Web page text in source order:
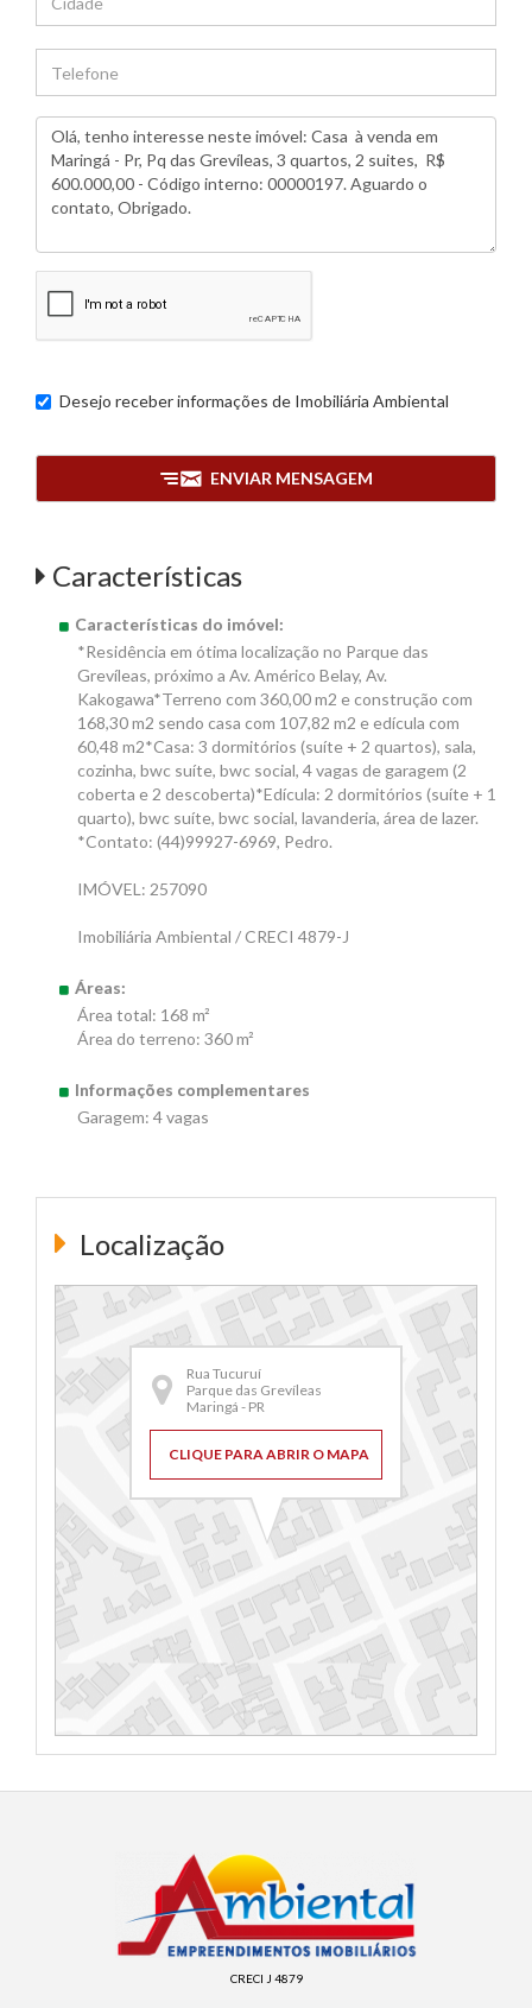
Desejo receber informações de Imobiliária Ambiental
ENVIAR MENSAGEM
Características
Características do imóvel:
*Residência em ótima localização no Parque das
Grevíleas, próximo a Av. Américo Belay, Av.
Kakogawa*Terreno com 360,00 m2 e construção com
168,30 m2 sendo casa com 107,82 m2 e edícula com
60,48 m2*Casa: 3 dormitórios (suíte + 2 quartos), sala,
cozinha, bwc suíte, bwc social, 4 vagas de garagem (2
coberta e 2 descoberta)*Edícula: 2 dormitórios (suíte + 1
quarto), bwc suíte, bwc social, lavanderia, área de lazer.
*Contato: (44)99927-6969, Pedro.
IMÓVEL: 257090
Imobiliária Ambiental / CRECI 4879-J
Áreas:
Área total: 168 m²
Área do terreno: 360 m²
Informações complementares
Garagem: 4 vagas
Localização
Rua Tucuruí
Parque das Grevíleas
Maringá - PR
CLIQUE PARA ABRIR O MAPA
CRECI J 4879